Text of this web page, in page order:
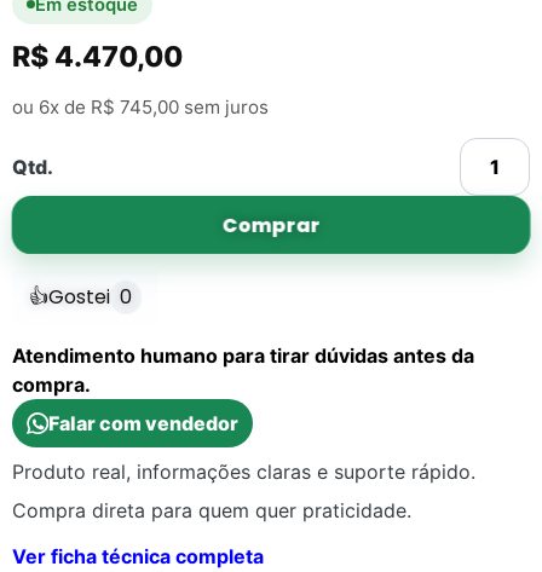
R$ 4.470,00
ou 6x de R$ 745,00 sem juros
Qtd.
Comprar
👍Gostei 0
Atendimento humano para tirar dúvidas antes da
compra.
Falar com vendedor
Produto real, informações claras e suporte rápido.
Compra direta para quem quer praticidade.
Ver ficha técnica completa